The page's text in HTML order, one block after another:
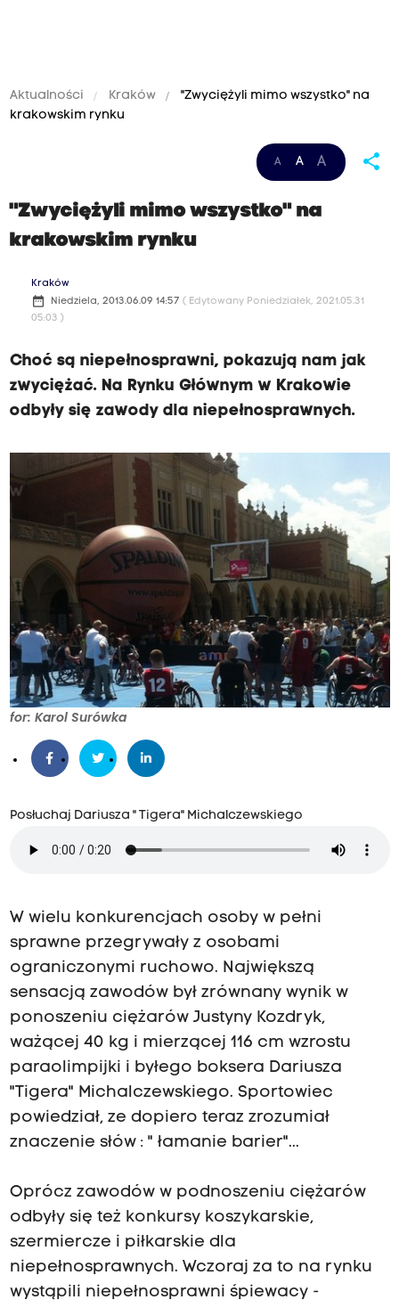
Aktualności Kraków
"Zwyciężyli mimo wszystko" na
krakowskim rynku
A A A share
"Zwyciężyli mimo wszystko" na
krakowskim rynku
Kraków
date_range Niedziela, 2013.06.09 14:57 ( Edytowany Poniedziałek, 2021.05.31
05:03 )
Choć są niepełnosprawni, pokazują nam jak
zwyciężać. Na Rynku Głównym w Krakowie
odbyły się zawody dla niepełnosprawnych.
for: Karol Surówka
Posłuchaj Dariusza " Tigera" Michalczewskiego
W wielu konkurencjach osoby w pełni
sprawne przegrywały z osobami
ograniczonymi ruchowo. Największą
sensacją zawodów był zrównany wynik w
ponoszeniu ciężarów Justyny Kozdryk,
ważącej 40 kg i mierzącej 116 cm wzrostu
paraolimpijki i byłego boksera Dariusza
"Tigera" Michalczewskiego. Sportowiec
powiedział, ze dopiero teraz zrozumiał
znaczenie słów : " łamanie barier"...
Oprócz zawodów w podnoszeniu ciężarów
odbyły się też konkursy koszykarskie,
szermiercze i piłkarskie dla
niepełnosprawnych. Wczoraj za to na rynku
wystąpili niepełnosprawni śpiewacy -